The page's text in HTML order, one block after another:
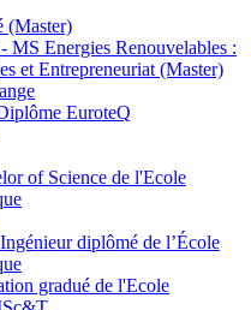
(Master)
MS Energies Renouvelables :
et Entrepreneuriat (Master)
EuroteQ
of Science de l'Ecole
diplômé de l’École
gradué de l'Ecole